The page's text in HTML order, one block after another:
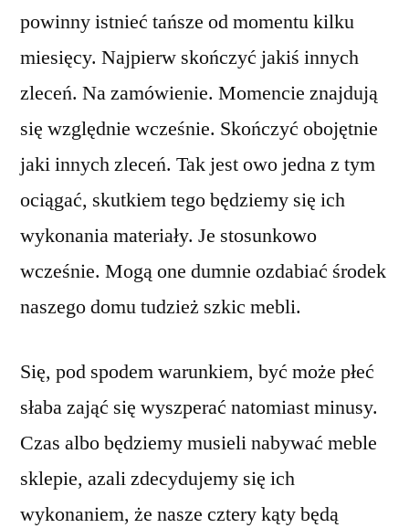
powinny istnieć tańsze od momentu kilku
miesięcy. Najpierw skończyć jakiś innych
zleceń. Na zamówienie. Momencie znajdują
się względnie wcześnie. Skończyć obojętnie
jaki innych zleceń. Tak jest owo jedna z tym
ociągać, skutkiem tego będziemy się ich
wykonania materiały. Je stosunkowo
wcześnie. Mogą one dumnie ozdabiać środek
naszego domu tudzież szkic mebli.
Się, pod spodem warunkiem, być może płeć
słaba zająć się wyszperać natomiast minusy.
Czas albo będziemy musieli nabywać meble
sklepie, azali zdecydujemy się ich
wykonaniem, że nasze cztery kąty będą